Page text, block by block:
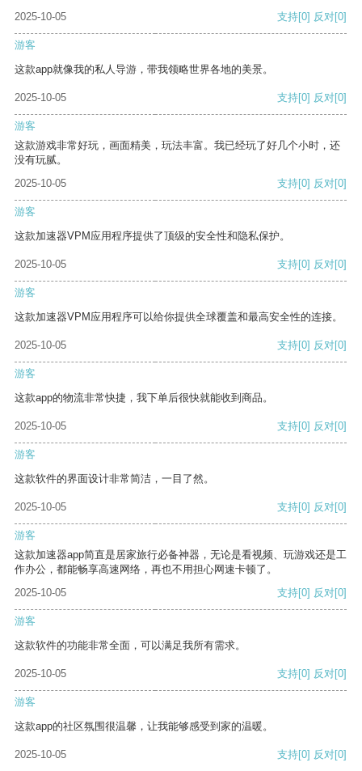
2025-10-05 支持[0] 反对[0]
游客
这款app就像我的私人导游，带我领略世界各地的美景。
2025-10-05 支持[0] 反对[0]
游客
这款游戏非常好玩，画面精美，玩法丰富。我已经玩了好几个小时，还
没有玩腻。
2025-10-05
支持[0] 反对[0]
游客
这款加速器VPM应用程序提供了顶级的安全性和隐私保护。
2025-10-05 支持[0] 反对[0]
游客
这款加速器VPM应用程序可以给你提供全球覆盖和最高安全性的连接。
2025-10-05 支持[0] 反对[0]
游客
这款app的物流非常快捷，我下单后很快就能收到商品。
2025-10-05 支持[0] 反对[0]
游客
这款软件的界面设计非常简洁，一目了然。
2025-10-05 支持[0] 反对[0]
游客
这款加速器app简直是居家旅行必备神器，无论是看视频、玩游戏还是工
作办公，都能畅享高速网络，再也不用担心网速卡顿了。
2025-10-05
支持[0] 反对[0]
游客
这款软件的功能非常全面，可以满足我所有需求。
2025-10-05 支持[0] 反对[0]
游客
这款app的社区氛围很温馨，让我能够感受到家的温暖。
2025-10-05 支持[0] 反对[0]